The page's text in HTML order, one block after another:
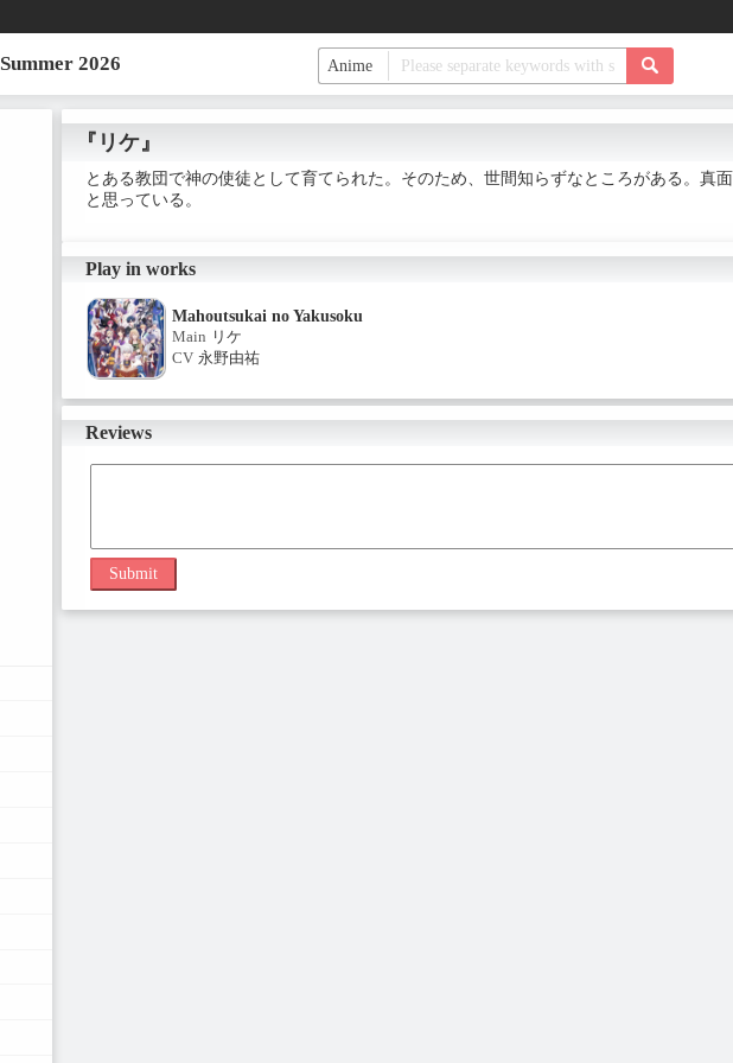
Summer 2026
『リケ』
とある教団で神の使徒として育てられた。そのため、世間知らずなところがある。真
と思っている。
Play in works
Mahoutsukai no Yakusoku
Main リケ
CV 永野由祐
Reviews
Submit